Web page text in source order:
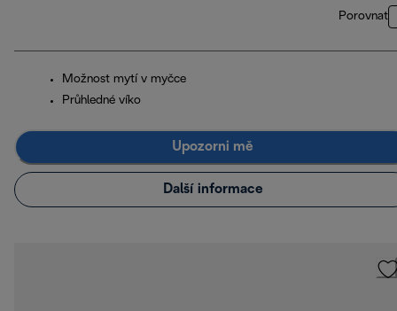
Porovnat
Možnost mytí v myčce
Průhledné víko
Upozorni mě
Další informace